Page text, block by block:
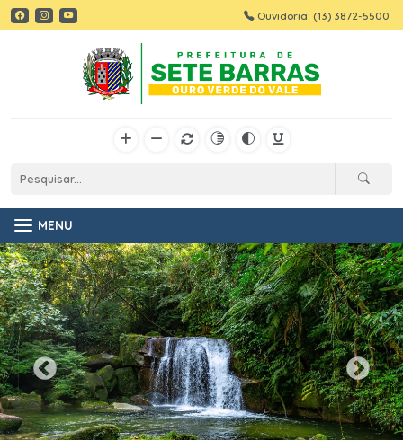
Ouvidoria: (13) 3872-5500
MENU